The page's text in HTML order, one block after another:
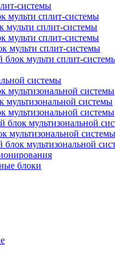
системы
мульти сплит-системы
мульти сплит-системы
мульти сплит-системы
мульти сплит-системы
мульти сплит-
системы
мультизональной системы
мультизональной системы
мультизональной системы
мультизональной
мультизональной системы
мультизональной
блоки